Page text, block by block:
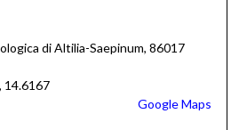
di Altilia-Saepinum, 86017
14.6167
Google Maps